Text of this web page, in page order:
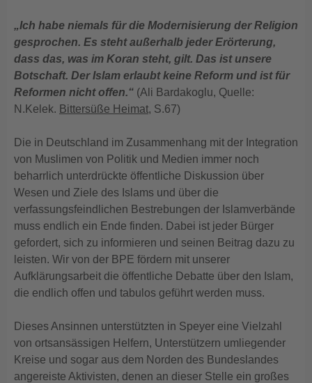
„Ich habe niemals für die Modernisierung der Religion
gesprochen. Es steht außerhalb jeder Erörterung,
dass das, was im Koran steht, gilt. Das ist unsere
Botschaft. Der Islam erlaubt keine Reform und ist für
Reformen nicht offen.“ (Ali Bardakoglu, Quelle:
N.Kelek. Bittersüße Heimat, S.67)
Die in Deutschland im Zusammenhang mit der Integration
von Muslimen von Politik und Medien immer noch
beharrlich unterdrückte öffentliche Diskussion über
Wesen und Ziele des Islams und über die
verfassungsfeindlichen Bestrebungen der Islamverbände
muss endlich ein Ende finden. Dabei ist jeder Bürger
gefordert, sich zu informieren und seinen Beitrag dazu zu
leisten. Wir von der BPE fördern mit unserer
Aufklärungsarbeit die öffentliche Debatte über den Islam,
die endlich offen und tabulos geführt werden muss.
Dieses Ansinnen unterstützten in Speyer eine Vielzahl
von ortsansässigen Helfern, Unterstützern umliegender
Kreise und sogar aus dem Norden des Bundeslandes
angereiste Aktivisten, denen an dieser Stelle ein großes